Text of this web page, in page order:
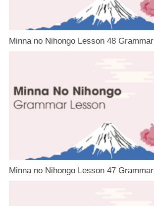
Minna no Nihongo Lesson 48 Grammar
Minna no Nihongo Lesson 47 Grammar